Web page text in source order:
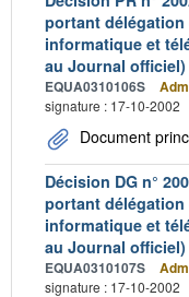
portant
informatique et
au Journal officiel)
EQUA0310106S
signature : 17-10-2002
Document
Décision DG n°
portant
informatique et
au Journal officiel)
EQUA0310107S
signature : 17-10-2002